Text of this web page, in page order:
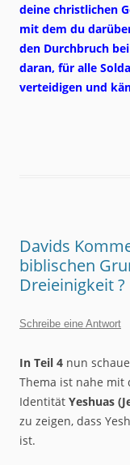
deine christlichen
mit dem du
den Durchbruch
daran, für alle
verteidigen und
Davids
biblischen
Dreieinigkeit ?
Schreibe eine Antwort
In Teil 4 nun
Thema ist nahe mit
Identität Yeshuas
zu zeigen, dass
ist.